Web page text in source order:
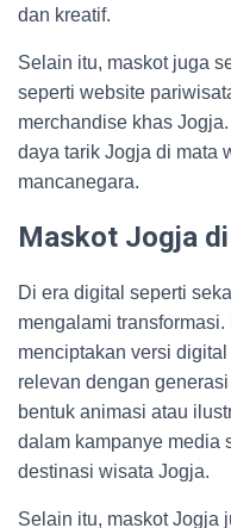
dan kreatif.
Selain itu, maskot juga
seperti website
merchandise khas
daya tarik Jogja di mata
mancanegara.
Maskot Jogja di
Di era digital seperti
mengalami
menciptakan versi
relevan dengan
bentuk animasi atau
dalam kampanye media
destinasi wisata Jogja.
Selain itu, maskot Jogja